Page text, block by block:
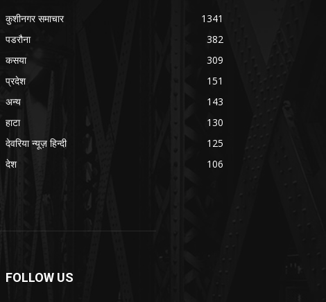
कुशीनगर समाचार
1341
पडरौना
382
कसया
309
प्रदेश
151
अन्य
143
हाटा
130
देवरिया न्यूज़ हिन्दी
125
देश
106
FOLLOW US